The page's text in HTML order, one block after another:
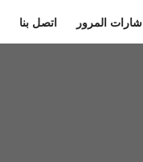
اشارات المرور اتصل بنا